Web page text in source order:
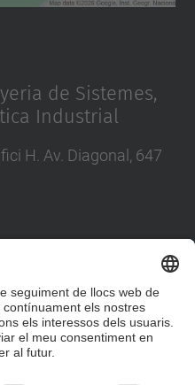
de Sistemes,
Industrial
H. Av. Diagonal, 647